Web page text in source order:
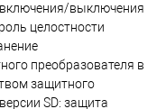
выключения
целостности
преобразователя в
защитного
SD: защита